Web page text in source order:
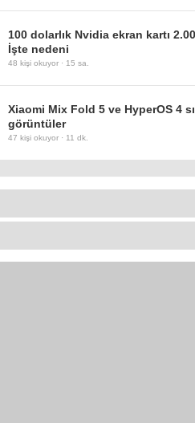
100 dolarlık Nvidia ekran kartı
İşte nedeni
48 kişi okuyor · 15 sa.
Xiaomi Mix Fold 5 ve HyperOS 4
görüntüler
47 kişi okuyor · 11 dk.